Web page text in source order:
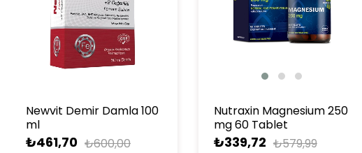
Newvit Demir Damla 100
ml
₺461,70 ₺600,00
Nutraxin Magnesium 250
mg 60 Tablet
₺339,72 ₺579,99